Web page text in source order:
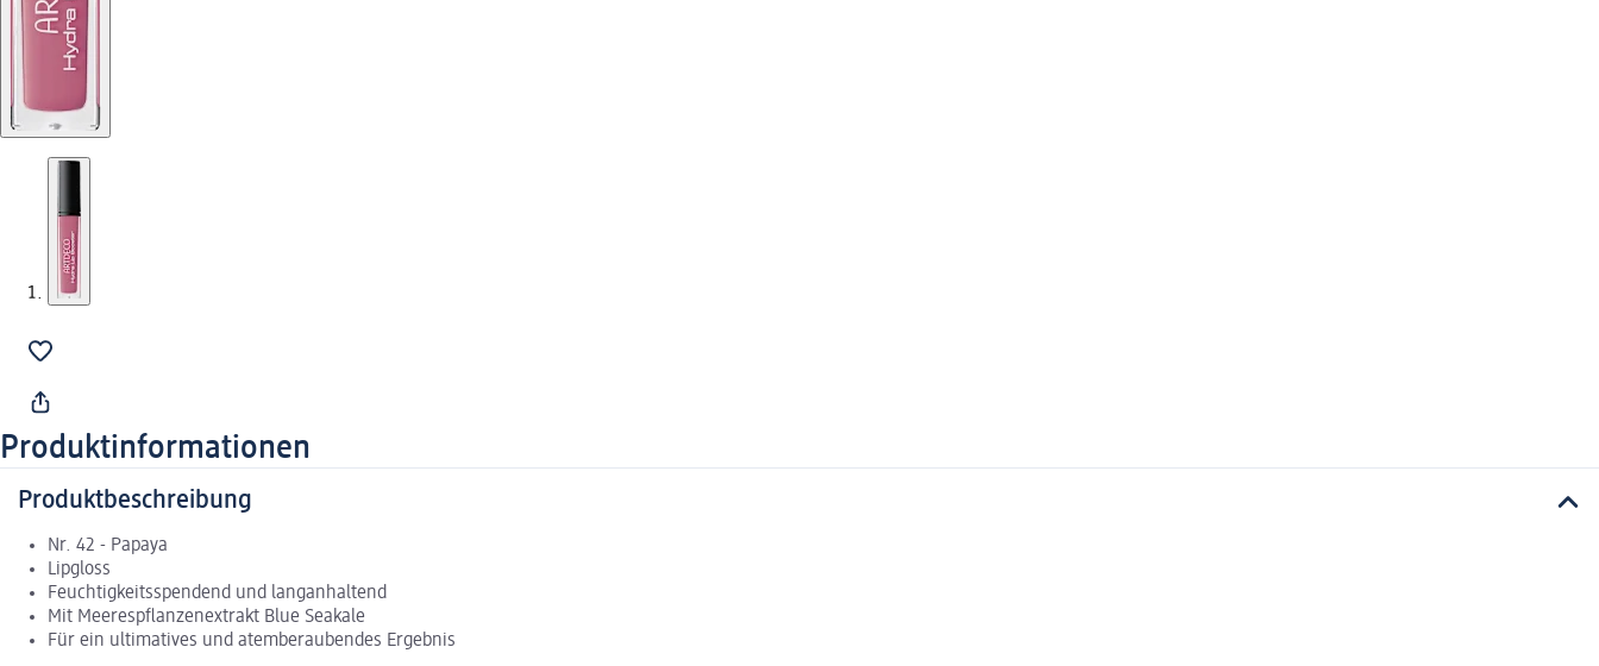
Produktinformationen
Produktbeschreibung
Nr. 42 - Papaya
Lipgloss
Feuchtigkeitsspendend und langanhaltend
Mit Meerespflanzenextrakt Blue Seakale
Für ein ultimatives und atemberaubendes Ergebnis